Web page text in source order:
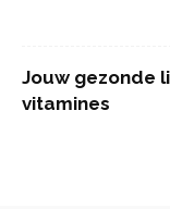
Jouw gezonde
vitamines